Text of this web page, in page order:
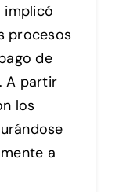
implicó
procesos
de
A partir
los
a